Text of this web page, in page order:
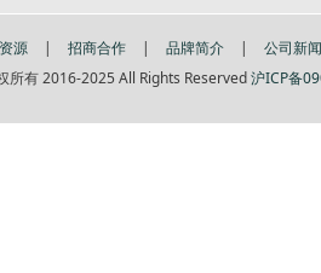
源 | 招商合作 | 品牌简介 |
公司新闻
所有 2016-2025 All Rights Reserved沪ICP备